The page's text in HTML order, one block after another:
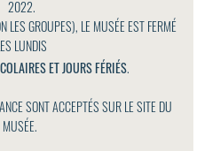
2022.
LES GROUPES), LE MUSÉE EST FERMÉ
LUNDIS
ET JOURS FÉRIÉS.
SONT ACCEPTÉS SUR LE SITE DU
MUSÉE.